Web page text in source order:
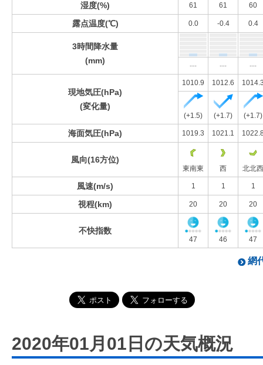
湿度(%) 61 61 60
露点温度(℃) 0.0 -0.4 0.4
3時間降水量
(mm)
--- --- ---
現地気圧(hPa)
(変化量)
1010.9 1012.6
(+1.5) (+1.7) (+1.7)
海面気圧(hPa) 1019.3 1021.1
風向(16方位)
東南東 西 北北西
風速(m/s) 1 1 1
視程(km) 20 20 20
不快指数
47 46 47
網
2020年01月01日の天気概況